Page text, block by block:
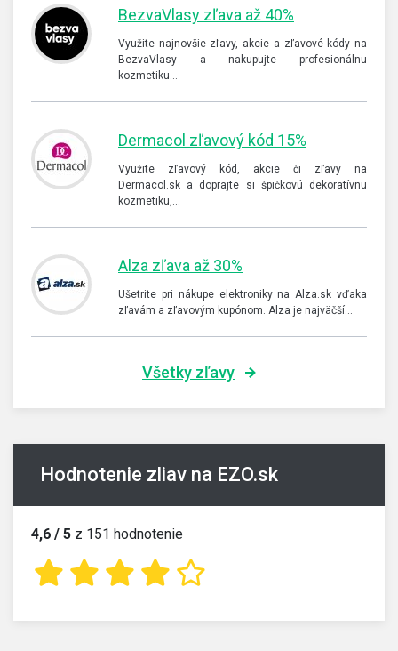
BezvaVlasy zľava až 40%
Využite najnovšie zľavy, akcie a zľavové kódy na
BezvaVlasy a nakupujte profesionálnu
kozmetiku…
Dermacol zľavový kód 15%
Využite zľavový kód, akcie či zľavy na
Dermacol.sk a doprajte si špičkovú dekoratívnu
kozmetiku,…
Alza zľava až 30%
Ušetrite pri nákupe elektroniky na Alza.sk vďaka
zľavám a zľavovým kupónom. Alza je najväčší…
Všetky zľavy
Hodnotenie zliav na EZO.sk
4,6 / 5 z 151 hodnotenie